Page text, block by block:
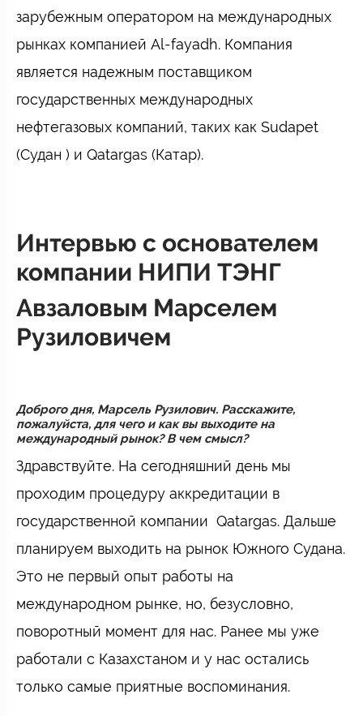
зарубежным оператором на международных
рынках компанией Al-fayadh. Компания
является надежным поставщиком
государственных международных
нефтегазовых компаний, таких как Sudapet
(Судан ) и Qatargas (Катар).
Интервью с основателем
компании НИПИ ТЭНГ
Авзаловым Марселем
Рузиловичем
Доброго дня, Марсель Рузилович. Расскажите,
пожалуйста, для чего и как вы выходите на
международный рынок? В чем смысл?
Здравствуйте. На сегодняшний день мы
проходим процедуру аккредитации в
государственной компании Qatargas. Дальше
планируем выходить на рынок Южного Судана.
Это не первый опыт работы на
международном рынке, но, безусловно,
поворотный момент для нас. Ранее мы уже
работали с Казахстаном и у нас остались
только самые приятные воспоминания.